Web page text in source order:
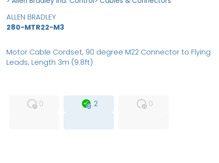
ALLEN BRADLEY
280-MTR22-M3
0
2
0
Motor Cable Cordset, 90 degree M22 Connector to Flying
Leads, Length 3m (9.8ft)